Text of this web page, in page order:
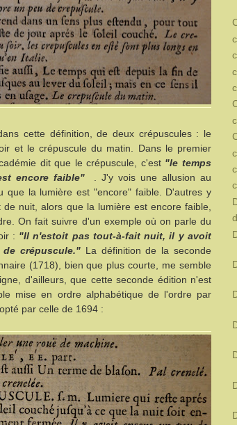
cette définition, de deux crépuscules : le
et le crépuscule du matin. Dans le premier
dit que le crépuscule, c'est "le temps
encore faible". J'y vois une allusion au
que la lumière est "encore" faible. D'autres y
de nuit, alors que la lumière est encore faible,
On fait suivre d'un exemple où on parle du
: "Il n'estoit pas tout-à-fait nuit, il y avoit
crépuscule." La définition de la seconde
(1718), bien que plus courte, me semble
d'ailleurs, que cette seconde édition n'est
mise en ordre alphabétique de l'ordre par
par celle de 1694 :